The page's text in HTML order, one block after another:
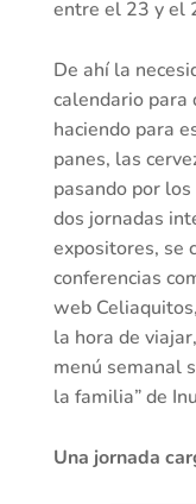
entre el 23 y el
De ahí la
calendario para
haciendo para
panes, las
pasando por
dos jornadas
expositores, se
conferencias
web
la hora de
menú semanal
la familia” de
Una jornada